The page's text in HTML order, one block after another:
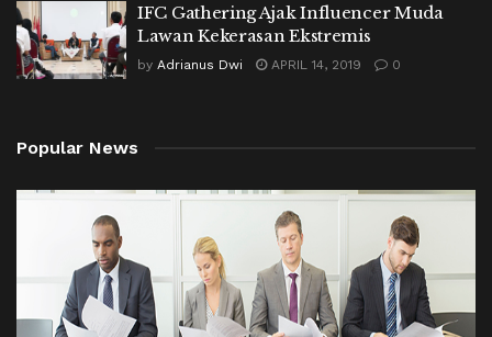
IFC Gathering Ajak Influencer Muda
Lawan Kekerasan Ekstremis
by Adrianus Dwi APRIL 14, 2019 0
Popular News